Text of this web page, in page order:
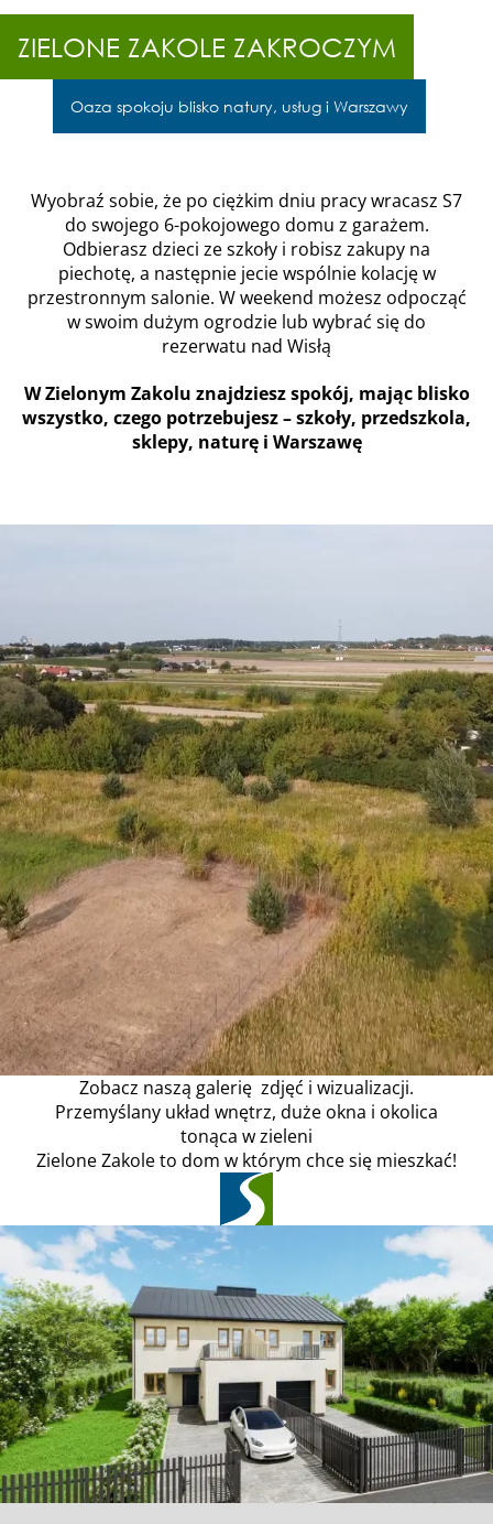
ZIELONE
ZAKOLE
ZAKROCZYM
Zabudowa:
1 dom dwulokalowy
Cena:
929 tyś. zł
Lokalizacja:
Zakroczym
przy węźle Modlin
ZIELONE ZAKOLE ZAKROCZYM
Oaza spokoju blisko natury, usług i Warszawy
Wyobraź sobie, że po ciężkim dniu pracy wracasz S7
do swojego 6-pokojowego domu z garażem.
Odbierasz dzieci ze szkoły i robisz zakupy na
piechotę, a następnie jecie wspólnie kolację w
przestronnym salonie. W weekend możesz odpocząć
w swoim dużym ogrodzie lub wybrać się do
rezerwatu nad Wisłą
W Zielonym Zakolu znajdziesz spokój, mając blisko
wszystko, czego potrzebujesz – szkoły, przedszkola,
sklepy, naturę i Warszawę
Zobacz naszą galerię zdjęć i wizualizacji.
Przemyślany układ wnętrz, duże okna i okolica
tonąca w zieleni
Zielone Zakole to dom w którym chce się mieszkać!